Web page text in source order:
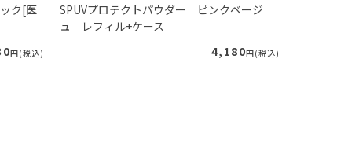
ク[医
円(税込)
SPUVプロテクトパウダー ピンクベージ
ュ レフィル+ケース
4,180円(税込)